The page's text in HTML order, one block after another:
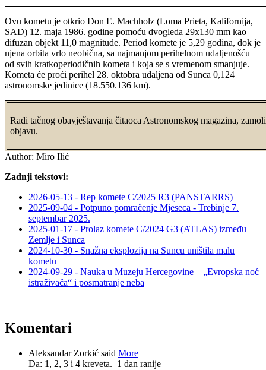
Ovu kometu je otkrio Don E. Machholz (Loma Prieta, Kalifornija,
SAD) 12. maja 1986. godine pomoću dvogleda 29x130 mm kao
difuzan objekt 11,0 magnitude. Period komete je 5,29 godina, dok je
njena orbita vrlo neobična, sa najmanjom perihelnom udaljenošću
od svih kratkoperiodičnih kometa i koja se s vremenom smanjuje.
Kometa će proći perihel 28. oktobra udaljena od Sunca 0,124
astronomske jedinice (18.550.136 km).
Radi tačnog obavještavanja čitaoca Astronomskog magazina,
objavu.
Author: Miro Ilić
Zadnji tekstovi:
2026-05-13 - Rep komete C/2025 R3 (PANSTARRS)
2025-09-04 - Potpuno pomračenje Mjeseca - Trebinje 7.
septembar 2025.
2025-01-17 - Prolaz komete C/2024 G3 (ATLAS) između
Zemlje i Sunca
2024-10-30 - Snažna eksplozija na Suncu uništila malu
kometu
2024-09-29 - Nauka u Muzeju Hercegovine – „Evropska noć
istraživača“ i posmatranje neba
Komentari
Aleksandar Zorkić said More
Da: 1, 2, 3 i 4 kreveta. 1 dan ranije